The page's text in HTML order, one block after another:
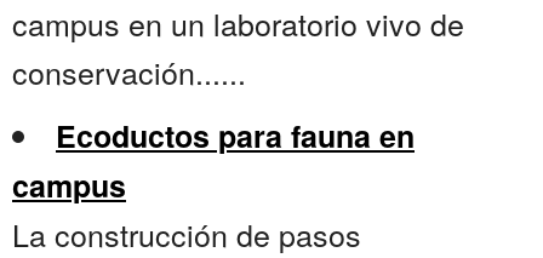
campus en un laboratorio vivo de
conservación......
Ecoductos para fauna en
campus
La construcción de pasos